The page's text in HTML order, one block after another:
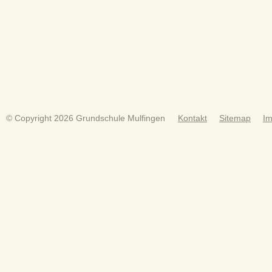
© Copyright 2026 Grundschule Mulfingen Kontakt Sitemap